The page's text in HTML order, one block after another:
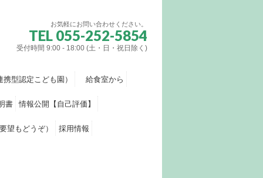
お気軽にお問い合わせください。
TEL 055-252-5854
受付時間 9:00 - 18:00 (土・日・祝日除く)
型認定こども園） 給食室から
書 情報公開【自己評価】
望もどうぞ） 採用情報